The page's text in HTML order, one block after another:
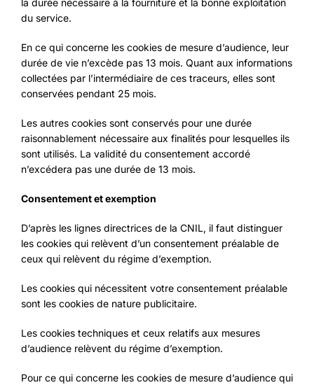
la durée nécessaire à la fourniture et la bonne exploitation
du service.
En ce qui concerne les cookies de mesure d’audience, leur
durée de vie n’excède pas 13 mois. Quant aux informations
collectées par l’intermédiaire de ces traceurs, elles sont
conservées pendant 25 mois.
Les autres cookies sont conservés pour une durée
raisonnablement nécessaire aux finalités pour lesquelles ils
sont utilisés. La validité du consentement accordé
n’excédera pas une durée de 13 mois.
Consentement et exemption
D’après les lignes directrices de la CNIL, il faut distinguer
les cookies qui relèvent d’un consentement préalable de
ceux qui relèvent du régime d’exemption.
Les cookies qui nécessitent votre consentement préalable
sont les cookies de nature publicitaire.
Les cookies techniques et ceux relatifs aux mesures
d’audience relèvent du régime d’exemption.
Pour ce qui concerne les cookies de mesure d’audience qui